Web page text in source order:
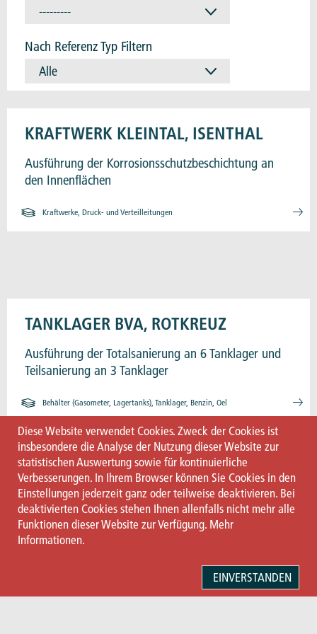
---------
Nach Referenz Typ Filtern
Alle
KRAFTWERK KLEINTAL, ISENTHAL
Ausführung der Korrosionsschutzbeschichtung an
den Innenflächen
Kraftwerke, Druck- und Verteilleitungen
TANKLAGER BVA, ROTKREUZ
Ausführung der Totalsanierung an 6 Tanklager und
Teilsanierung an 3 Tanklager
Behälter (Gasometer, Lagertanks), Tanklager, Benzin, Oel
1 ... 8 9 10
Diese Website verwendet Cookies. Zweck der Cookies ist
insbesondere die Analyse der Nutzung dieser Website zur
statistischen Auswertung sowie für kontinuierliche
Verbesserungen. In Ihrem Browser können Sie Cookies in den
Einstellungen jederzeit ganz oder teilweise deaktivieren. Bei
deaktivierten Cookies stehen Ihnen allenfalls nicht mehr alle
Funktionen dieser Website zur Verfügung. Mehr
Informationen.
EINVERSTANDEN
Marty Korrosionsschutz AG
Stampfstrasse 73 · CH-8645 Jona